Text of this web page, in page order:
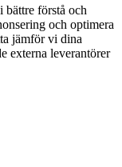
bättre förstå och
och optimera
jämför vi dina
externa leverantörer